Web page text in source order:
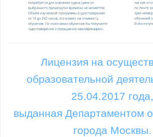
Лицензия на
образовательной
25.04.2017 года,
выданная Департаментом
города Москвы.